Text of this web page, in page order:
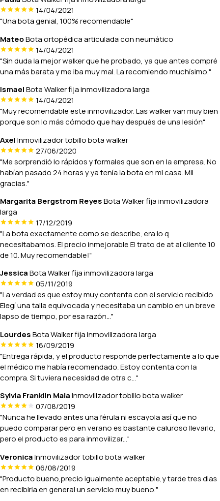
14/04/2021
"Una bota genial, 100% recomendable"
MateoBota ortopédica articulada con neumático
14/04/2021
"Sin duda la mejor walker que he probado, ya que antes compré
una más barata y me iba muy mal. La recomiendo muchísimo."
IsmaelBota Walker fija inmovilizadora larga
14/04/2021
"Muy recomendable este inmovilizador. Las walker van muy bien
porque son lo más cómodo que hay después de una lesión"
AxelInmovilizador tobillo bota walker
27/06/2020
"Me sorprendió lo rápidos y formales que son en la empresa. No
habían pasado 24 horas y ya tenía la bota en mi casa. Mil
gracias."
Margarita Bergstrom ReyesBota Walker fija inmovilizadora
larga
17/12/2019
"La bota exactamente como se describe, era lo q
necesitabamos. El precio inmejorable El trato de at al cliente 10
de 10. Muy recomendable!"
JessicaBota Walker fija inmovilizadora larga
05/11/2019
"La verdad es que estoy muy contenta con el servicio recibido.
Elegí una talla equivocada y necesitaba un cambio en un breve
lapso de tiempo, por esa razón..."
LourdesBota Walker fija inmovilizadora larga
16/09/2019
"Entrega rápida, y el producto responde perfectamente a lo que
el médico me había recomendado. Estoy contenta con la
compra. Si tuviera necesidad de otra c..."
Sylvia Franklin MaiaInmovilizador tobillo bota walker
07/08/2019
"Nunca he llevado antes una férula ni escayola así que no
puedo comparar pero en verano es bastante caluroso llevarlo,
pero el producto es para inmovilizar..."
VeronicaInmovilizador tobillo bota walker
06/08/2019
"Producto bueno,precio igualmente aceptable,y tarde tres dias
en recibirla.en general un servicio muy bueno."